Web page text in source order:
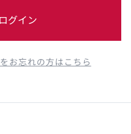
ログイン
お忘れの方はこちら